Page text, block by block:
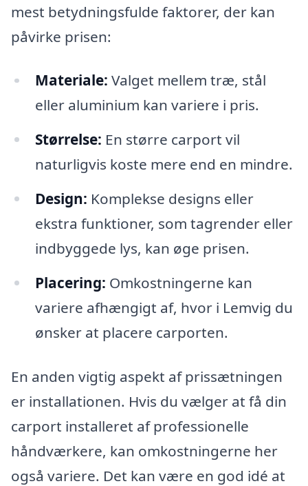
mest betydningsfulde faktorer, der kan
påvirke prisen:
Materiale: Valget mellem træ, stål
eller aluminium kan variere i pris.
Størrelse: En større carport vil
naturligvis koste mere end en mindre.
Design: Komplekse designs eller
ekstra funktioner, som tagrender eller
indbyggede lys, kan øge prisen.
Placering: Omkostningerne kan
variere afhængigt af, hvor i Lemvig du
ønsker at placere carporten.
En anden vigtig aspekt af prissætningen
er installationen. Hvis du vælger at få din
carport installeret af professionelle
håndværkere, kan omkostningerne her
også variere. Det kan være en god idé at